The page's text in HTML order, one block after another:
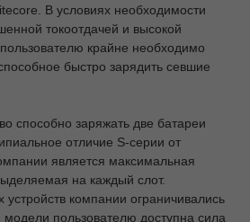
В условиях необходимости
токоотдачей и высокой
крайне необходимо
быстро зарядить севшие
способно заряжать две батареи
отличие S-серии от
является максимальная
на каждый слот.
компании ограничивались
модели пользователю доступна сила